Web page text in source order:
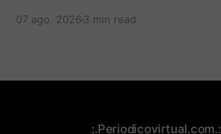
Espriella.
07 ago. 2026 3 min read
:.Periodicovirtual.com.: